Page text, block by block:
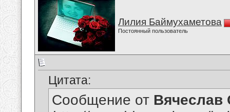
Лилия Баймухаметова
Постоянный пользователь
Цитата:
Сообщение от Вячеслав